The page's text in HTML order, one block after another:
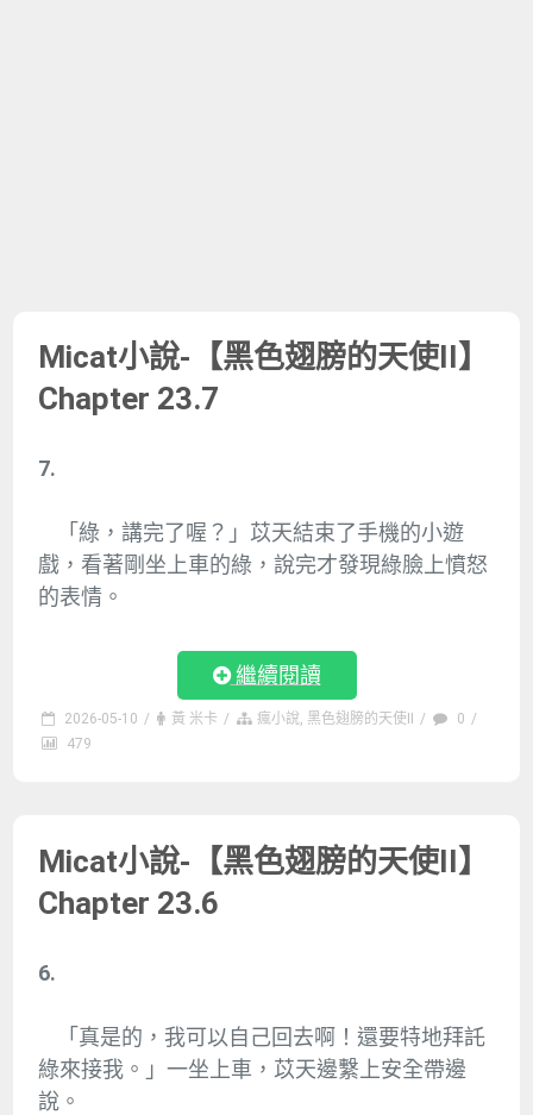
Micat小說-【黑色翅膀的天使II】
Chapter 23.7
7.
「綠，講完了喔？」苡天結束了手機的小遊
戲，看著剛坐上車的綠，說完才發現綠臉上憤怒
的表情。
繼續閱讀
2026-05-10 / 黃 米卡 / 瘋小說, 黑色翅膀的天使II / 0 /
479
Micat小說-【黑色翅膀的天使II】
Chapter 23.6
6.
「真是的，我可以自己回去啊！還要特地拜託
綠來接我。」一坐上車，苡天邊繫上安全帶邊
說。